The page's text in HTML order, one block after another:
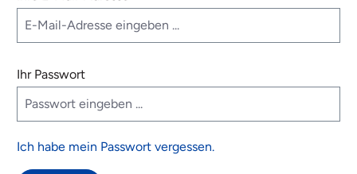
Ihr Passwort
Ich habe mein Passwort vergessen.